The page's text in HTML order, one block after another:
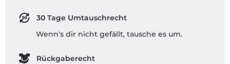
30 Tage Umtauschrecht
Wenn's dir nicht gefällt, tausche es um.
Rückgaberecht